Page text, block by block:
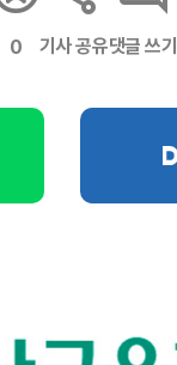
0 기사 공유댓글 쓰기